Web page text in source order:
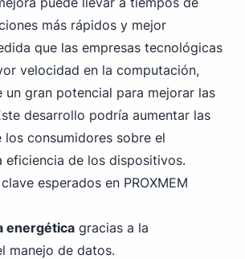
más rápidos y mejor
que las empresas tecnológicas
velocidad en la computación,
un gran potencial para mejorar las
desarrollo podría aumentar las
consumidores sobre el
eficiencia de los dispositivos.
esperados en PROXMEM
energética gracias a la
manejo de datos.